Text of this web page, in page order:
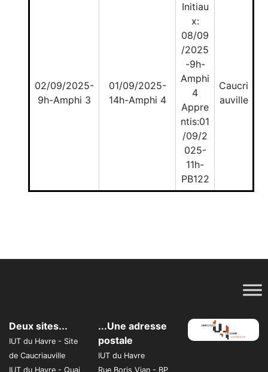
02/09/2025-
9h-Amphi 3
01/09/2025-
14h-Amphi 4
Initiau
x:
08/09
/2025
-9h-
Amphi
4
Appre
ntis:01
/09/2
025-
11h-
PB122
Caucri
auville
Deux sites...
IUT du Havre - Site
de Caucriauville
IUT du Havre - Quai
...Une adresse
postale
IUT du Havre
Rue Boris Vian - BP